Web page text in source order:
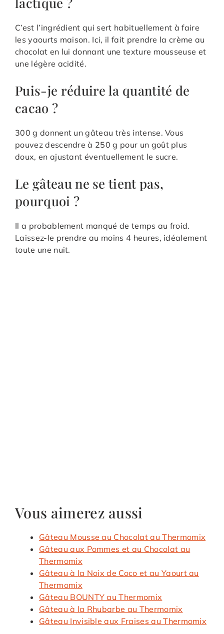
C’est l’ingrédient qui sert habituellement à faire
les yaourts maison. Ici, il fait prendre la crème au
chocolat en lui donnant une texture mousseuse et
une légère acidité.
Puis-je réduire la quantité de
cacao ?
300 g donnent un gâteau très intense. Vous
pouvez descendre à 250 g pour un goût plus
doux, en ajustant éventuellement le sucre.
Le gâteau ne se tient pas,
pourquoi ?
Il a probablement manqué de temps au froid.
Laissez-le prendre au moins 4 heures, idéalement
toute une nuit.
Vous aimerez aussi
Gâteau Mousse au Chocolat au Thermomix
Gâteau aux Pommes et au Chocolat au
Thermomix
Gâteau à la Noix de Coco et au Yaourt au
Thermomix
Gâteau BOUNTY au Thermomix
Gâteau à la Rhubarbe au Thermomix
Gâteau Invisible aux Fraises au Thermomix